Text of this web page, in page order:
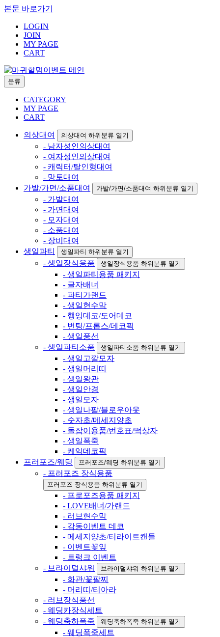
본문 바로가기
LOGIN
JOIN
MY PAGE
CART
분류
CATEGORY
MY PAGE
CART
의상대여 의상대여 하위분류 열기
- 남자성인의상대여
- 여자성인의상대여
- 캐릭터/탈인형대여
- 망토대여
가발/가면/소품대여
가발/가면/소품대여 하위분류 열기
- 가발대여
- 가면대여
- 모자대여
- 소품대여
- 장비대여
생일파티
생일파티 하위분류 열기
- 생일장식용품 생일장식용품 하위분류 열기
- 생일파티용품 패키지
- 글자배너
- 파티가랜드
- 생일현수막
- 행잉데코/도어데코
- 번팅/프롭스/데코픽
- 생일풍선
- 생일파티소품
생일파티소품 하위분류 열기
- 생일고깔모자
- 생일머리띠
- 생일왕관
- 생일안경
- 생일모자
- 생일나팔/블로우아웃
- 숫자초/메세지양초
- 돌잡이용품/번호표/떡상자
- 생일폭죽
- 케익데코픽
프러포즈/웨딩
프러포즈/웨딩 하위분류 열기
- 프러포즈 장식용품
프러포즈 장식용품 하위분류 열기
- 프로포즈용품 패키지
- LOVE배너/가랜드
- 러브현수막
- 감동이벤트 데코
- 메세지양초/티라이트캔들
- 이벤트꽃잎
- 트렁크 이벤트
- 브라이덜샤워
브라이덜샤워 하위분류 열기
- 화관/꽃팔찌
- 머리띠/티아라
- 러브장식풍선
- 웨딩카장식세트
- 웨딩축하폭죽
웨딩축하폭죽 하위분류 열기
- 웨딩폭죽세트